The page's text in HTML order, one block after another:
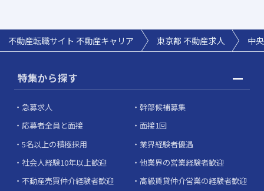
不動産転職サイト 不動産キャリア 東京都 不動産求人 中
特集から探す
急募求人
幹部候補募集
応募者全員と面接
面接1回
5名以上の積極採用
業界経験者優遇
社会人経験10年以上歓迎
他業界の営業経験者歓迎
不動産売買仲介経験者歓迎
高級賃貸仲介営業の経験者歓迎